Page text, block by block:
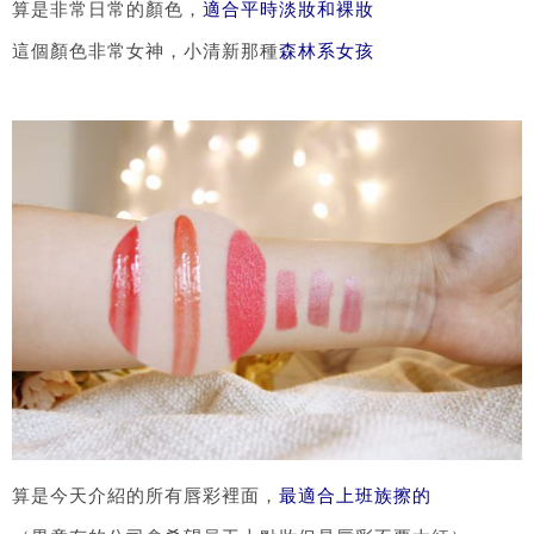
算是非常日常的顏色， 適合平時淡妝和裸妝
這個顏色非常女神，小清新那種森林系女孩
算是今天介紹的所有唇彩裡面， 最適合上班族擦的